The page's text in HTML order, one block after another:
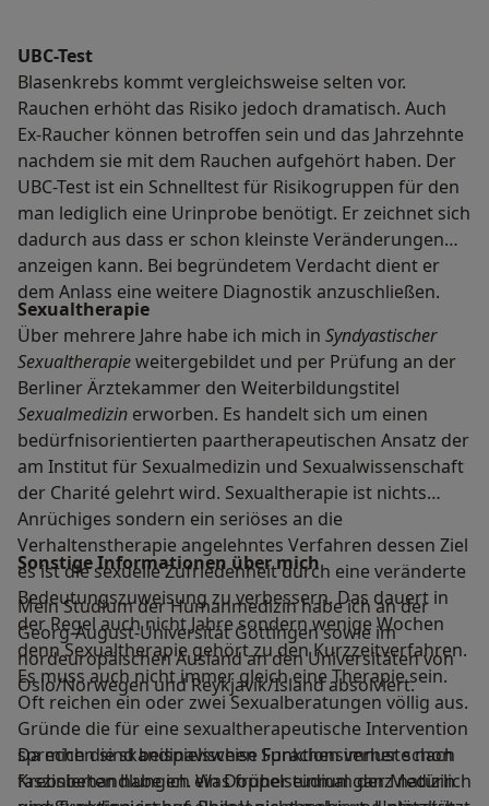
UBC-Test
Blasenkrebs kommt vergleichsweise selten vor.
Rauchen erhöht das Risiko jedoch dramatisch. Auch
Ex-Raucher können betroffen sein und das Jahrzehnte
nachdem sie mit dem Rauchen aufgehört haben. Der
UBC-Test ist ein Schnelltest für Risikogruppen für den
man lediglich eine Urinprobe benötigt. Er zeichnet sich
dadurch aus dass er schon kleinste Veränderungen
anzeigen kann. Bei begründetem Verdacht dient er
dem Anlass eine weitere Diagnostik anzuschließen.
Sexualtherapie
Über mehrere Jahre habe ich mich in Syndyastischer
Sexualtherapieweitergebildet und per Prüfung an der
Berliner Ärztekammer den Weiterbildungstitel
Sexualmedizin erworben. Es handelt sich um einen
bedürfnisorientierten paartherapeutischen Ansatz der
am Institut für Sexualmedizin und Sexualwissenschaft
der Charité gelehrt wird. Sexualtherapie ist nichts
Anrüchiges sondern ein seriöses an die
Verhaltenstherapie angelehntes Verfahren dessen Ziel
es ist die sexuelle Zufriedenheit durch eine veränderte
Bedeutungszuweisung zu verbessern. Das dauert in
der Regel auch nicht Jahre sondern wenige Wochen
denn Sexualtherapie gehört zu den Kurzzeitverfahren.
Es muss auch nicht immer gleich eine Therapie sein.
Oft reichen ein oder zwei Sexualberatungen völlig aus.
Gründe die für eine sexualtherapeutische Intervention
sprechen sind beispielsweise Funktionsverluste nach
Krebsbehandlungen. Was früher einmal ganz natürlich
Sonstige Informationen über mich
Mein Studium der Humanmedizin habe ich an der
Georg-August-Universität Göttingen sowie im
nordeuropäischen Ausland an den Universitäten von
Oslo/Norwegen und Reykjavik/Island absolviert.
Da mich die skandinavischen Sprachen immer schon
faszinierten habe ich ein Doppelstudium der Medizin